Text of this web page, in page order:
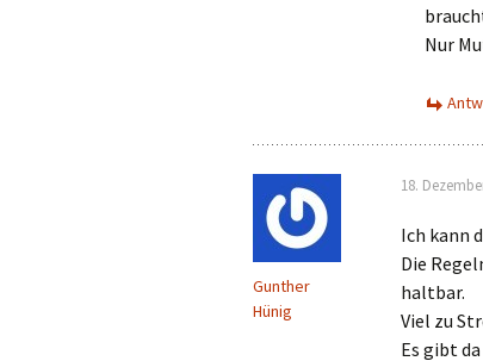
Nur
Gunther
Hünig
18.
Ich kann
Die
haltbar.
Viel zu
Es gibt